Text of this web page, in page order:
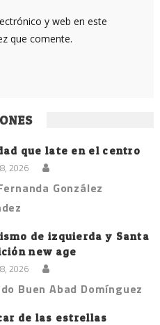
y web en este
que comente.
que late en el centro
2026
González
de izquierda y Santa
new age
2026
Buen Abad Domínguez
de las estrellas